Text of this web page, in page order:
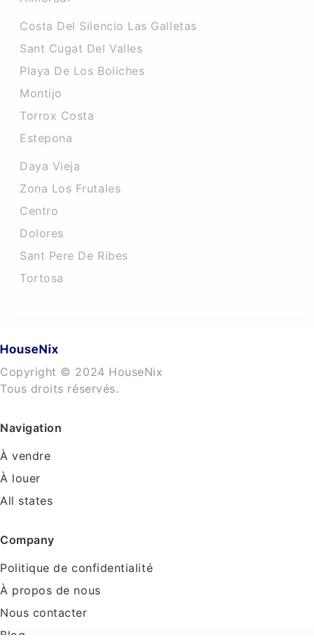
Costa Del Silencio Las Galletas
Sant Cugat Del Valles
Playa De Los Boliches
Montijo
Torrox Costa
Estepona
Daya Vieja
Zona Los Frutales
Centro
Dolores
Sant Pere De Ribes
Tortosa
Copyright © 2024 HouseNix
Tous droits réservés.
Navigation
À vendre
À louer
All states
Company
Politique de confidentialité
À propos de nous
Nous contacter
Blog